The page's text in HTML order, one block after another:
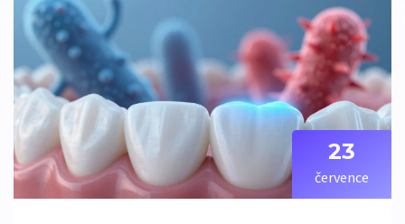
23
července